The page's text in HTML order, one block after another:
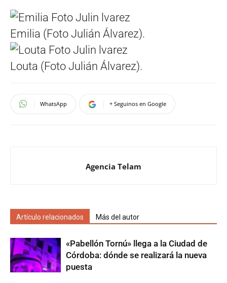
Emilia (Foto Julián Álvarez).
Louta (Foto Julián Álvarez).
WhatsApp + Seguinos en Google
Agencia Telam
Artículo relacionados Más del autor
«Pabellón Tornú» llega a la Ciudad de
Córdoba: dónde se realizará la nueva
puesta